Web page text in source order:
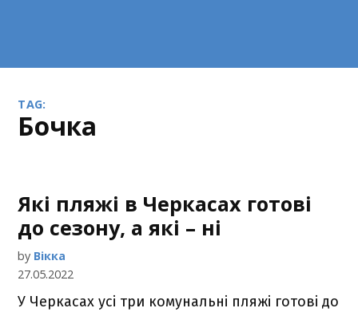
TAG:
Бочка
Які пляжі в Черкасах готові
до сезону, а які – ні
by Вікка
27.05.2022
У Черкасах усі три комунальні пляжі готові до